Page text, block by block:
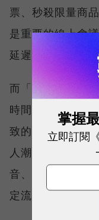
票、秒殺限量商
是重要的線上會
延遲且持續運作。
而「品質一致性
時間、不同地點
致的網路服務品
人潮密集場域，
音、傳送 LINE
定流暢，不因環
掌握
立即訂閱